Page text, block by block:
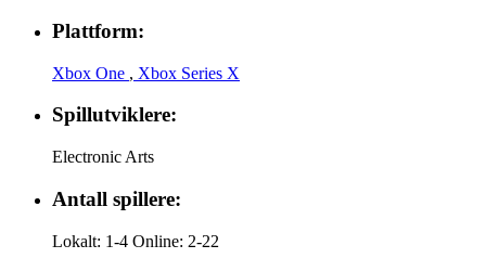
Plattform:
Xbox One , Xbox Series X
Spillutviklere:
Electronic Arts
Antall spillere:
Lokalt: 1-4 Online: 2-22